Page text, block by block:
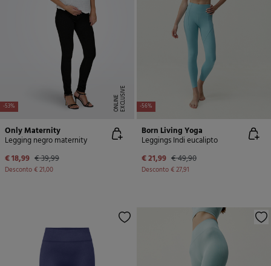
-53% E
X
C
L
U
SI
V
E
O
N
LI
N
E
Only Maternity
Legging negro maternity
€ 18,99 € 39,99
Desconto€ 21,00
-56%
Born Living Yoga
Leggings Indi eucalipto
€ 21,99 € 49,90
Desconto€ 27,91